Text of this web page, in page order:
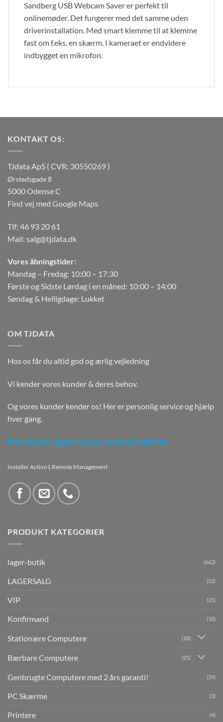
Sandberg USB Webcam Saver er perfekt til
onlinemøder. Det fungerer med det samme uden
driverinstallation. Med smart klemme til at klemme
fast om f.eks. en skærm. I kameraet er endvidere
indbygget en mikrofon.
KONTAKT OS:
TJdata ApS ( CVR: 30550269 )
Ørstedsgade 8
5000 Odense C
Find vej med Google Maps
Tlf: 46 93 20 61
Mail: salg@tjdata.dk
Vores åbningstider:
Mandag – Fredag: 10:00 – 17:30
Første og Sidste Lørdag i en måned: 10:00 – 14:00
Søndag & Helligdage: Lukket
OM TJDATA
Hos os får du altid god og ærlig vejledning
Vi kender vores kunder & deres behov.
Og vores kunder kender os! Her er personlig service og hjælp
hver gang.
Hent fjernsupport program AnyDesk her.
Installer Action1 Remote Management
PRODUKT KATEGORIER
lager-butik (662)
LAGERSALG (52)
VIP (21)
Konfirmand (10)
Stationære Computere (18)
Bærbare Computere (25)
Genbrugte Computere med 2 års garanti! (39)
PC Skærme (3)
Printere (4)